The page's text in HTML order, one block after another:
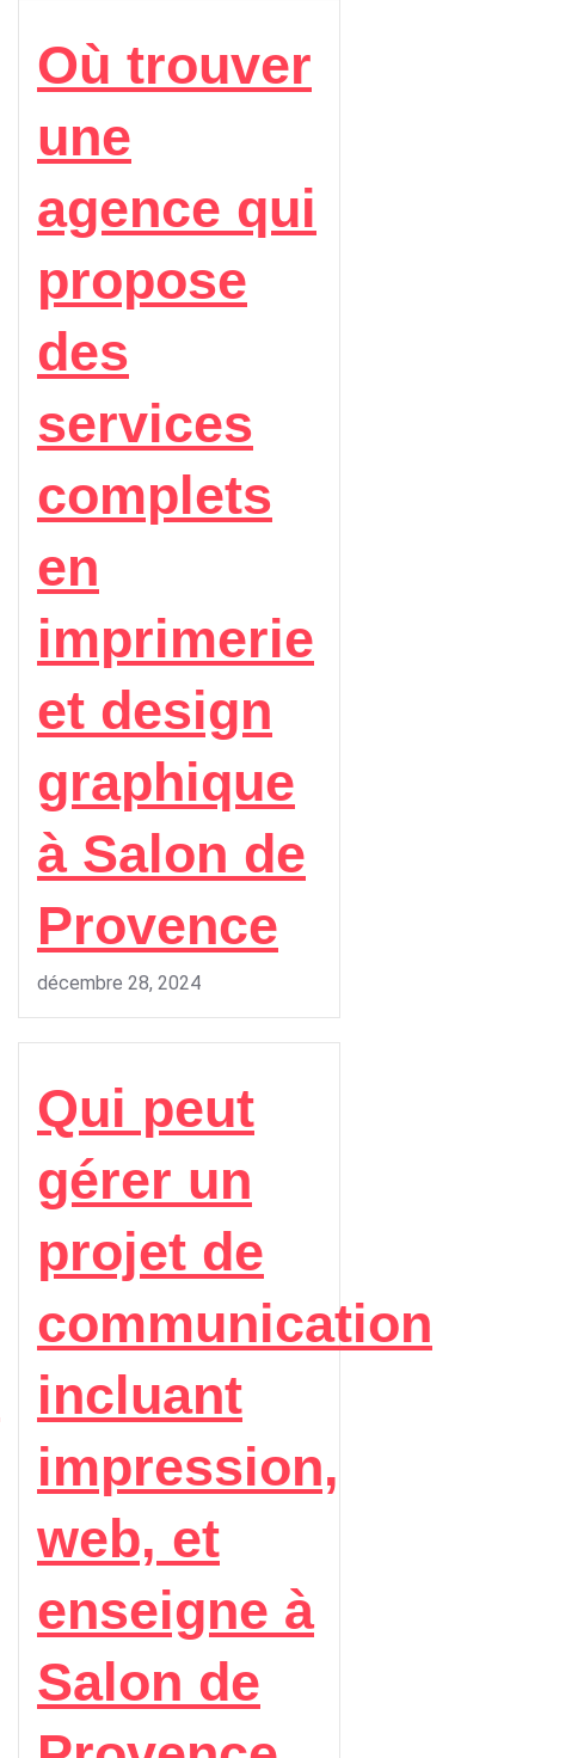
Où trouver
une
agence qui
propose
des
services
complets
en
imprimerie
et design
graphique
à Salon de
Provence
décembre 28, 2024
Qui peut
gérer un
projet de
communication
incluant
impression,
web, et
enseigne à
Salon de